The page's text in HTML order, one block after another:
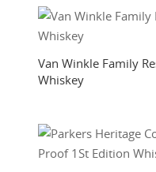
Van Winkle Family
Whiskey